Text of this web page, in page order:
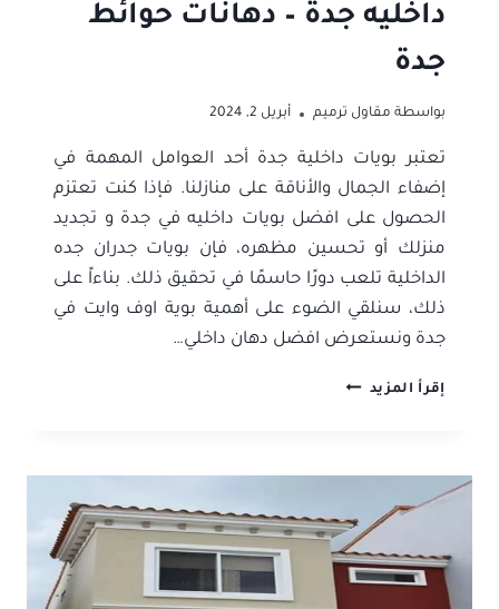
داخليه جدة – دهانات حوائط
جدة
بواسطة مقاول ترميم أبريل 2, 2024
تعتبر بويات داخلية جدة أحد العوامل المهمة في
إضفاء الجمال والأناقة على منازلنا. فإذا كنت تعتزم
الحصول على افضل بويات داخليه في جدة و تجديد
منزلك أو تحسين مظهره، فإن بويات جدران جده
الداخلية تلعب دورًا حاسمًا في تحقيق ذلك. بناءاً على
ذلك، سنلقي الضوء على أهمية بوية اوف وايت في
جدة ونستعرض افضل دهان داخلي…
إقرأ المزيد بويات
0506052278
بويات
داخليه
جدة